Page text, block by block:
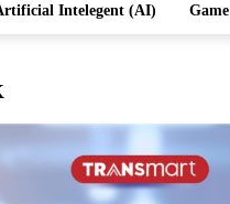
Intelegent (AI) Game